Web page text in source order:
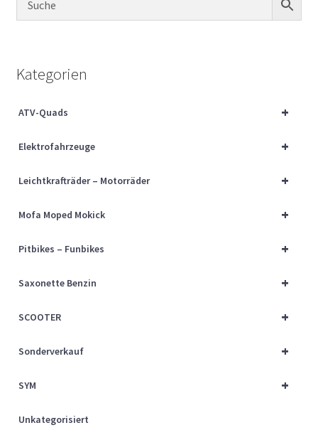
Sachs Ersatzteile
Über uns
Kategorien
+
ATV-Quads
+
Elektrofahrzeuge
+
Leichtkrafträder – Motorräder
+
Mofa Moped Mokick
+
Pitbikes – Funbikes
+
Saxonette Benzin
+
SCOOTER
+
Sonderverkauf
+
SYM
Unkategorisiert